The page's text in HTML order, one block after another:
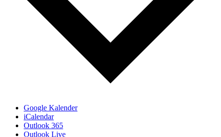
Google Kalender
iCalendar
Outlook 365
Outlook Live